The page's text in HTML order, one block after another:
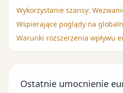
Wykorzystanie szansy:
Wspierające poglądy na
Warunki rozszerzenia wpływu
Ostatnie umocnienie